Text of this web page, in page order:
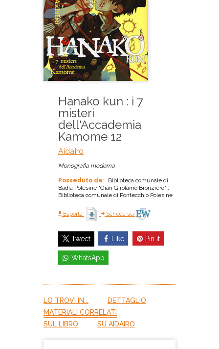
Hanako kun : i 7
misteri
dell'Accademia
Kamome 12
AidaIro
Monografia moderna
Posseduto da:
Biblioteca comunale di
Badia Polesine "Gian Girolamo Bronziero" ;
Biblioteca comunale di Pontecchio Polesine
Esporta Scheda su
Tweet Like Pin it
WhatsApp
LO TROVI IN...
DETTAGLIO
MATERIALI CORRELATI
SUL LIBRO
SU AIDAIRO